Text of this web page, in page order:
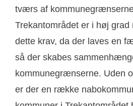
tværs af
Trekantområdet er i høj grad
dette krav, da der laves en
så der skabes
kommunegrænserne. Uden
er der en række